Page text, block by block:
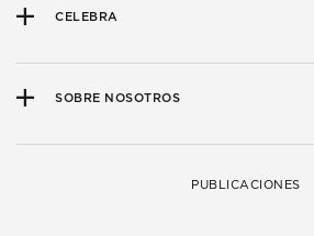
CELEBRA
SOBRE NOSOTROS
PUBLICACIONES